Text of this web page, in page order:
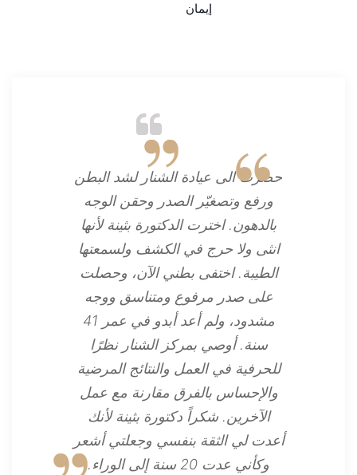
إيمان
حضرت الى عيادة الشنار لشد البطن
ورفع وتصغيّر الصدر وحقن الوجه
بالدهون. اخترت الدكتورة بثينة لأنها
انثى ولا حرج في الكشف ولسمعتها
الطيبة. اختفى بطني الآن، وحصلت
على صدر مرفوع ومتناسق ووجه
مشدود، ولم أعد أبدو في عمر 41
سنة. أوصي بمركز الشنار نظرًا
للحرفية في العمل والنتائج المرضية
والإحساس بالفرق مقارنة مع عمل
الآخرين. شكراً دكتورة بثينة لأنك
أعدت لي الثقة بنفسي وجعلتي أشعر
وكأني عدت 20 سنة إلى الوراء.